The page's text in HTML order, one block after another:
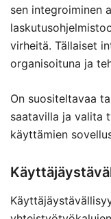
sen integroiminen
virheitä. Tällaiset
organisoituna ja
On suositeltavaa
saatavilla ja valita
käyttämien